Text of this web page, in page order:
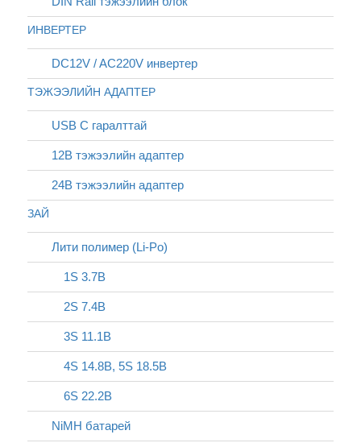
ИНВЕРТЕР
DC12V / AC220V инвертер
ТЭЖЭЭЛИЙН АДАПТЕР
USB C гаралттай
12В тэжээлийн адаптер
24В тэжээлийн адаптер
ЗАЙ
Лити полимер (Li-Po)
1S 3.7В
2S 7.4В
3S 11.1В
4S 14.8В, 5S 18.5В
6S 22.2В
NiMH батарей